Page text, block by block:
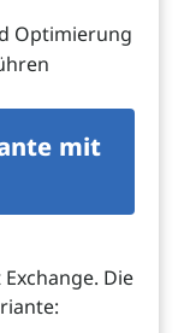
Optimierung
mit
Die